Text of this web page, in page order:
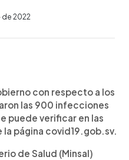
de 2022
con respecto a los
las 900 infecciones
puede verificar en las
página covid19.gob.sv.
de Salud (Minsal)